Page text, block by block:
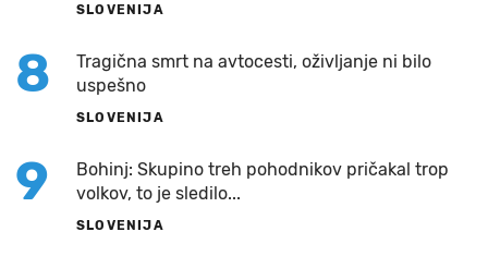
SLOVENIJA
8
Tragična smrt na avtocesti, oživljanje ni bilo
uspešno
SLOVENIJA
9
Bohinj: Skupino treh pohodnikov pričakal trop
volkov, to je sledilo...
SLOVENIJA